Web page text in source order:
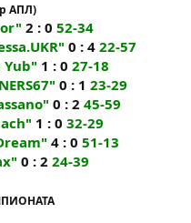
АПЛ)
2 : 0 52-34
0 : 4 22-57
Yub" 1 : 0 27-18
0 : 1 23-29
0 : 2 45-59
1 : 0 32-29
4 : 0 51-13
0 : 2 24-39